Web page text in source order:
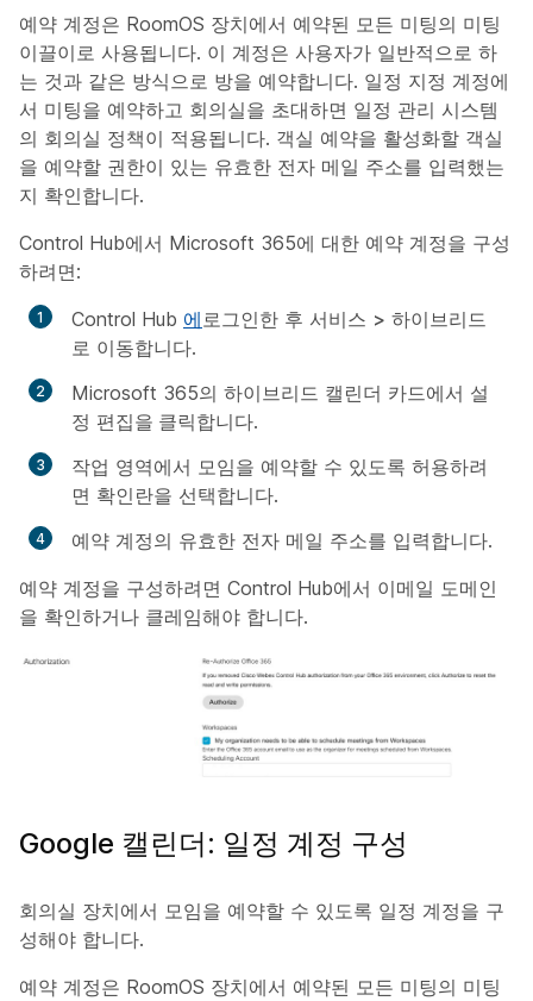
예약 계정은 RoomOS 장치에서 예약된 모든 미팅의 미팅
이끌이로 사용됩니다. 이 계정은 사용자가 일반적으로 하
는 것과 같은 방식으로 방을 예약합니다. 일정 지정 계정에
서 미팅을 예약하고 회의실을 초대하면 일정 관리 시스템
의 회의실 정책이 적용됩니다. 객실 예약을 활성화할 객실
을 예약할 권한이 있는 유효한 전자 메일 주소를 입력했는
지 확인합니다.
Control Hub에서 Microsoft 365에 대한 예약 계정을 구성
하려면:
Control Hub 에로그인한 후 서비스 > 하이브리드
로 이동합니다.
Microsoft 365의 하이브리드 캘린더 카드에서 설
정 편집을 클릭합니다.
작업 영역에서 모임을 예약할 수 있도록 허용하려
면 확인란을 선택합니다.
예약 계정의 유효한 전자 메일 주소를 입력합니다.
예약 계정을 구성하려면 Control Hub에서 이메일 도메인
을 확인하거나 클레임해야 합니다.
Google 캘린더: 일정 계정 구성
회의실 장치에서 모임을 예약할 수 있도록 일정 계정을 구
성해야 합니다.
예약 계정은 RoomOS 장치에서 예약된 모든 미팅의 미팅